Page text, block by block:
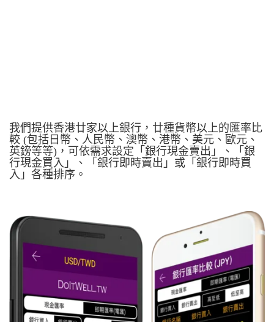
我們提供香港廿家以上銀行，廿種貨幣以上的匯率比
較 (包括日幣、人民幣、澳幣、港幣、美元、歐元、
英鎊等等)，可依需求設定「銀行現金賣出」、「銀
行現金買入」、「銀行即時賣出」或「銀行即時買
入」各種排序。